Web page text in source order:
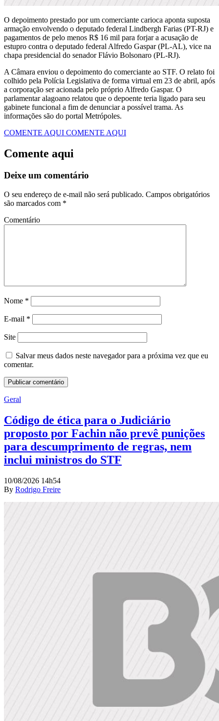
O depoimento prestado por um comerciante carioca aponta suposta
armação envolvendo o deputado federal Lindbergh Farias (PT-RJ) e
pagamentos de pelo menos R$ 16 mil para forjar a acusação de
estupro contra o deputado federal Alfredo Gaspar (PL-AL), vice na
chapa presidencial do senador Flávio Bolsonaro (PL-RJ).
A Câmara enviou o depoimento do comerciante ao STF. O relato foi
colhido pela Polícia Legislativa de forma virtual em 23 de abril, após
a corporação ser acionada pelo próprio Alfredo Gaspar. O
parlamentar alagoano relatou que o depoente teria ligado para seu
gabinete funcional a fim de denunciar a possível trama. As
informações são do portal Metrópoles.
COMENTE AQUI COMENTE AQUI
Comente aqui
Deixe um comentário
O seu endereço de e-mail não será publicado. Campos obrigatórios
são marcados com *
Comentário
Nome *
E-mail *
Site
Salvar meus dados neste navegador para a próxima vez que eu
comentar.
Geral
Código de ética para o Judiciário
proposto por Fachin não prevê punições
para descumprimento de regras, nem
inclui ministros do STF
10/08/2026 14h54
By Rodrigo Freire